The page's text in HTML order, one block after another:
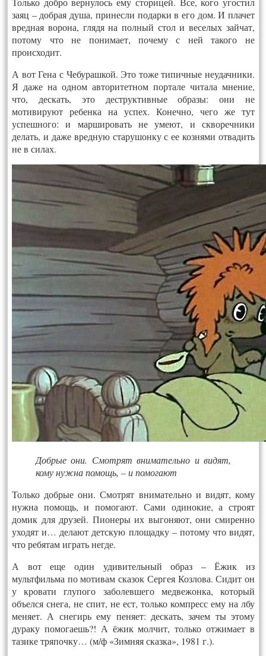
заяц – добрая душа, принесли подарки в его дом. И плачет
вредная ворона, глядя на полный стол и веселых зайчат,
потому что не понимает, почему с ней такого не
происходит.
А вот Гена с Чебурашкой. Это тоже типичные неудачники.
Я даже на одном авторитетном портале читала мнение,
что, дескать, это деструктивные образы: они не
мотивируют ребенка на успех. Конечно, чего же тут
успешного: и маршировать не умеют, и скворечники
делать, и даже вредную старушонку с ее кознями отвадить
не в силах.
Добрые они. Смотрят внимательно и видят,
кому нужна помощь, – и помогают
Только добрые они. Смотрят внимательно и видят, кому
нужна помощь, и помогают. Сами одинокие, а строят
домик для друзей. Пионеры их выгоняют, они смиренно
уходят и… делают детскую площадку – потому что видят,
что ребятам играть негде.
А вот еще один удивительный образ – Ёжик из
мультфильма по мотивам сказок Сергея Козлова. Сидит он
у кровати глупого заболевшего медвежонка, который
объелся снега, не спит, не ест, только компресс ему на лбу
меняет. А снегирь ему пеняет: дескать, зачем ты этому
дураку помогаешь?! А ёжик молчит, только отжимает в
тазике тряпочку… (м/ф «Зимняя сказка», 1981 г.).